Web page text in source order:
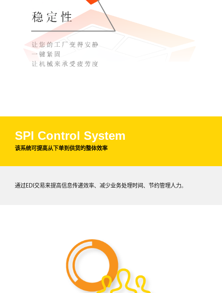
SPI Control System
该系统可提高从下单到供货的整体效率
通过EDI交易来提高信息传递效率、减少业务处理时间、节约管理人力。